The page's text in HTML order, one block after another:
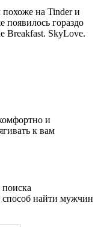
на Tinder и
появилось гораздо
Breakfast. SkyLove.
и
к вам
способ найти мужчин